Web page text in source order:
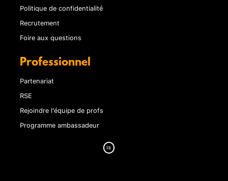
Politique de confidentialité
Recrutement
Foire aux questions
Professionnel
Partenariat
RSE
Rejoindre l'équipe de profs
Programme ambassadeur